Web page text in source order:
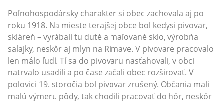
Poľnohospodársky charakter si obec zachovala aj po
roku 1918. Na mieste terajšej obce bol kedysi pivovar,
skláreň – vyrábali tu duté a maľované sklo, výrobňa
salajky, neskôr aj mlyn na Rimave. V pivovare pracovalo
len málo ľudí. Tí sa do pivovaru nasťahovali, v obci
natrvalo usadili a po čase začali obec rozširovať. V
polovici 19. storočia bol pivovar zrušený. Občania mali
malú výmeru pôdy, tak chodili pracovať do hôr, neskôr